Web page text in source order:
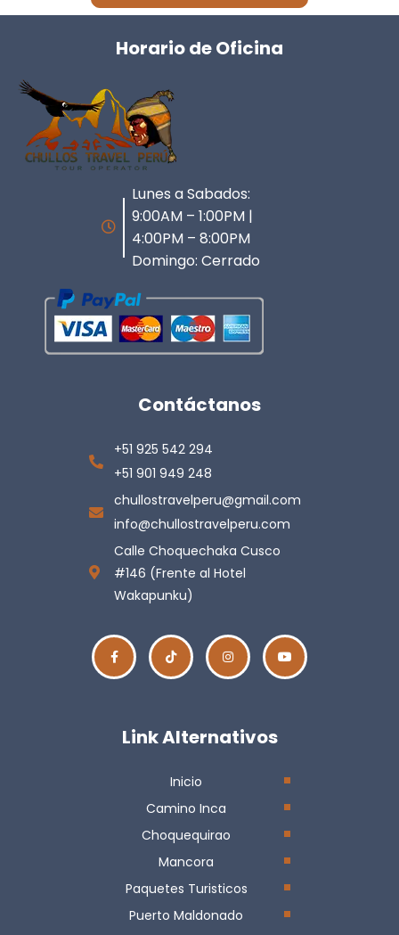
Horario de Oficina
Lunes a Sabados:
9:00AM – 1:00PM |
4:00PM – 8:00PM
Domingo: Cerrado
Contáctanos
+51 925 542 294
+51 901 949 248
chullostravelperu@gmail.com
info@chullostravelperu.com
Calle Choquechaka Cusco
#146 (Frente al Hotel
Wakapunku)
Link Alternativos
Inicio
Camino Inca
Choquequirao
Mancora
Paquetes Turisticos
Puerto Maldonado